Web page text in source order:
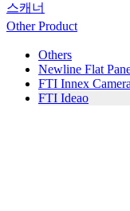
스캐너
Other Product
Others
Newline Flat
FTI Innex Camera
FTI Ideao